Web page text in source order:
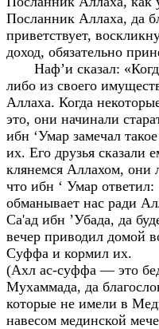
Посланник Аллаха, да
приветствует,
доход, обязательно
Наф’и сказал:
либо из своего
Аллаха. Когда
это, они начинали
ибн ‘Умар замечал
их. Его друзья сказали
клянемся Аллахом,
что ибн ‘ Умар
обманывает нас ради
Са'ад ибн ’Убада, да
вечер приводил домой
Суффа и кормил их.
(Ахл ас-суффа — это
Мухаммада, да
которые не имели в
навесом мединской